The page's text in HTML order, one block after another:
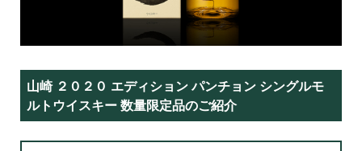
山崎 ２０２０ エディション パンチョン シングルモ
ルトウイスキー 数量限定品のご紹介